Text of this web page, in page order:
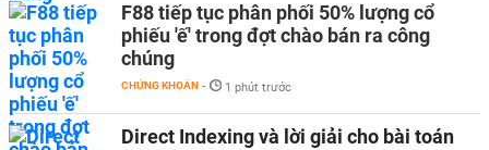
F88 tiếp tục phân phối 50% lượng cổ
phiếu 'ế' trong đợt chào bán ra công
chúng
CHỨNG KHOÁN - 1 phút trước
Direct Indexing và lời giải cho bài toán